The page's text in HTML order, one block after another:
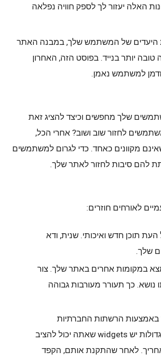
האלה יעזור לך לספק חוויה נפלאה
היעדים של המשתמש שלך, במבנה האתר
יותר בנייד. בפוסט הזה, האחרון
למשתמש נאמן.
שלך מחפשים וכיצד להציג זאת
לחזור שוב ושוב? אחרי הכל,
מקוונים כאחד. כדי לגרום למשתמשים
להם סיבות לחזור לאתר שלך.
לאורחים חוזרים:
תוכן חדש ואיכותי. שנית, ודא
שלך.
במקומות אחרים באתר שלך. צור
כך תעורר מעורבות גבוהה
הרשתות החברתיות
האהובות עליהם. לכל הרשתות החברתיות הגדולות יש widgets שאתה יכול להציב
לאחר שהתקנת אותם, הקפד